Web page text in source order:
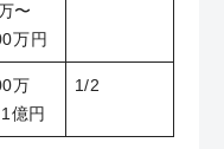
〜
万円
万
億円
1/2